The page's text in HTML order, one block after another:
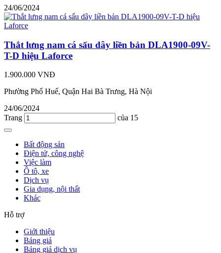
24/06/2024
Thắt lưng nam cá sấu dây liền bản DLA1900-09V-
T-D hiệu Laforce
1.900.000 VNĐ
Phường Phố Huế, Quận Hai Bà Trưng, Hà Nội
24/06/2024
Trang
của 15
Bất động sản
Điện tử, công nghệ
Việc làm
Ô tô, xe
Dịch vụ
Gia dụng, nội thất
Khác
Hỗ trợ
Giới thiệu
Bảng giá
Bảng giá dịch vụ